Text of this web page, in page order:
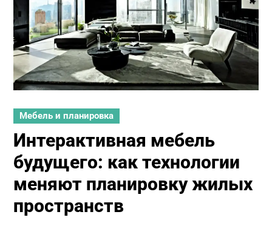
Мебель и планировка
Интерактивная мебель
будущего: как технологии
меняют планировку жилых
пространств